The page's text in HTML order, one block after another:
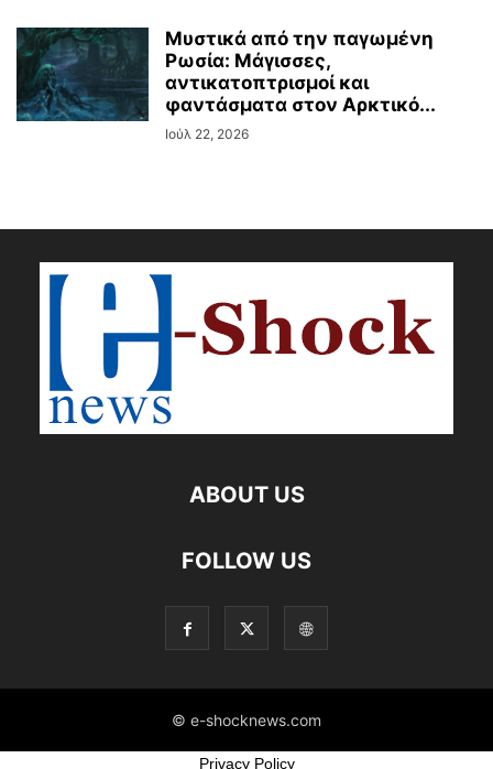
Μυστικά από την παγωμένη
Ρωσία: Μάγισσες,
αντικατοπτρισμοί και
φαντάσματα στον Αρκτικό...
Ιούλ 22, 2026
ABOUT US
FOLLOW US
© e-shocknews.com
Privacy Policy